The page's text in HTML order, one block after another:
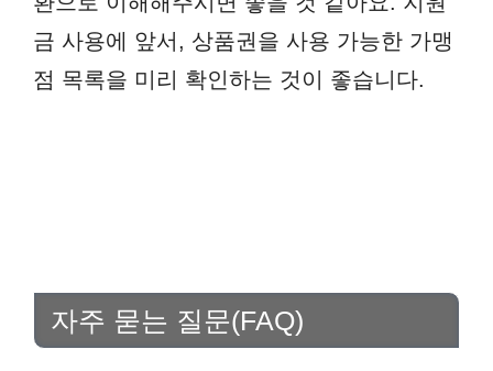
금 사용에 앞서, 상품권을 사용 가능한 가맹
점 목록을 미리 확인하는 것이 좋습니다.
자주 묻는 질문(FAQ)